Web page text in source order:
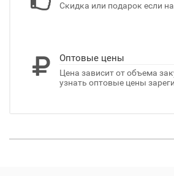
Скидка или подарок если
Оптовые цены
Цена зависит от объема
узнать оптовые цены